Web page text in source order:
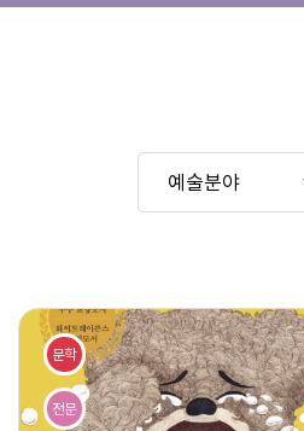
문학
전문